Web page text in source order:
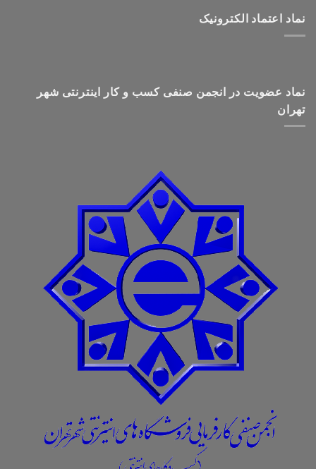
نماد اعتماد الکترونیک
نماد عضویت در انجمن صنفی کسب و کار اینترنتی شهر
تهران